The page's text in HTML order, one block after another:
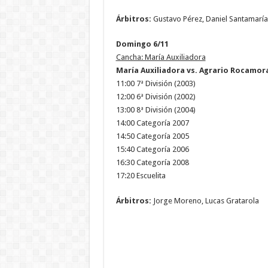
Árbitros: Gustavo Pérez, Daniel Santamaría
Domingo 6/11
Cancha: María Auxiliadora
María Auxiliadora vs. Agrario
11:00 7ª División (2003)
12:00 6ª División (2002)
13:00 8ª División (2004)
14:00 Categoría 2007
14:50 Categoría 2005
15:40 Categoría 2006
16:30 Categoría 2008
17:20 Escuelita
Árbitros: Jorge Moreno, Lucas Gratarola